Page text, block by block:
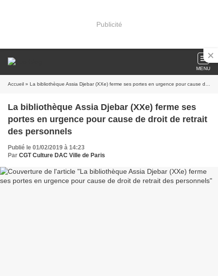
Publicité
MENU
Accueil » La bibliothèque Assia Djebar (XXe) ferme ses portes en urgence pour cause de droit de retrait des personnels
La bibliothèque Assia Djebar (XXe) ferme ses
portes en urgence pour cause de droit de retrait
des personnels
Publié le 01/02/2019 à 14:23
Par CGT Culture DAC Ville de Paris